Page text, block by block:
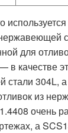
для
в качестве
стали 304L,
из
очень
а